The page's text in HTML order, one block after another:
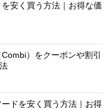
を安く買う方法｜お得な価
Combi）をクーポンや割引
ードを安く買う方法｜お得